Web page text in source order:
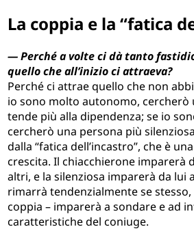
La coppia e la “fatica
— Perché a volte ci dà tanto
quello che all’inizio ci attraeva?
Perché ci attrae quello che non
io sono molto autonomo, cercherò
tende più alla dipendenza; se io
cercherò una persona più
dalla “fatica dell’incastro”, che è
crescita. Il chiacchierone imparerà
altri, e la silenziosa imparerà da lui
rimarrà tendenzialmente se stesso,
coppia – imparerà a sondare e ad
caratteristiche del coniuge.